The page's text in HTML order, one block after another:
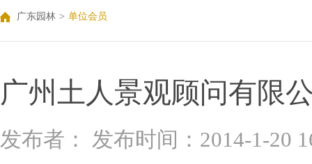
广东园林学会关于开展2026年广东风景园林优秀学子奖评选
关于公布2026年度广东园林学会研究项目立项名单的通知
广东园林 > 单位会员
广州土人景观顾问有限
发布者： 发布时间：2014-1-20